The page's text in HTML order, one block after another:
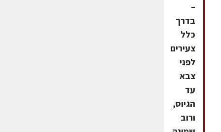
–
בדרך
כלל
צעירים
לפני
צבא
עד
הגיוס,
ורוב